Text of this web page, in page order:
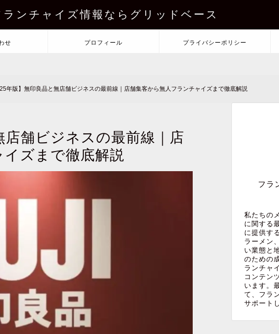
ランチャイズ情報ならグリッドベース
せ プロフィール プライバシーポリシー
年版】無印良品と無店舗ビジネスの最前線｜店舗集客から無人フランチャイズまで徹底解説
店舗ビジネスの最前線｜店
ズまで徹底解説
フラ
私たちの
に関する
に提供す
ラーメン
い業態と
のための
ランチャ
コンテン
います。
て、フラ
サポート